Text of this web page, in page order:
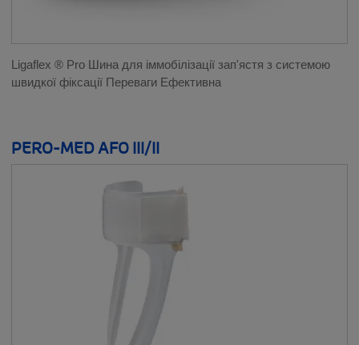
Ligaflex ® Pro Шина для іммобілізації зап'ястя з системою
швидкої фіксації Переваги Ефективна
PERO-MED AFO III/II